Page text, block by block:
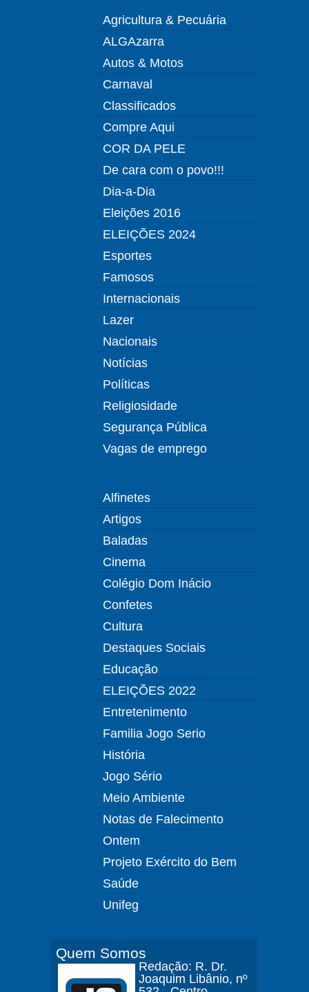
Agricultura & Pecuária
ALGAzarra
Autos & Motos
Carnaval
Classificados
Compre Aqui
COR DA PELE
De cara com o povo!!!
Dia-a-Dia
Eleições 2016
ELEIÇÕES 2024
Esportes
Famosos
Internacionais
Lazer
Nacionais
Notícias
Políticas
Religiosidade
Segurança Pública
Vagas de emprego
Alfinetes
Artigos
Baladas
Cinema
Colégio Dom Inácio
Confetes
Cultura
Destaques Sociais
Educação
ELEIÇÕES 2022
Entretenimento
Familia Jogo Serio
História
Jogo Sério
Meio Ambiente
Notas de Falecimento
Ontem
Projeto Exército do Bem
Saúde
Unifeg
Quem Somos
Redação: R. Dr.
Joaquim Libânio, nº